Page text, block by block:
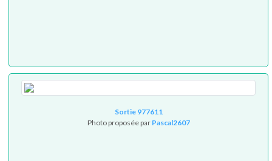
Sortie 977611
Photo proposée par Pascal2607